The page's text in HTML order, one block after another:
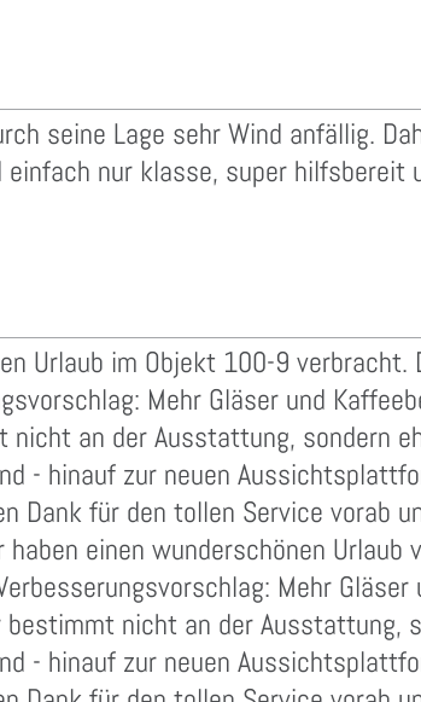
seine Lage sehr Wind anfällig.
nur klasse, super hilfsbereit
Urlaub im Objekt 100-9
Mehr Gläser und
an der Ausstattung, sondern
- hinauf zur neuen
Dank für den tollen Service vorab
einen wunderschönen Urlaub
Mehr Gläser
nicht an der Ausstattung,
- hinauf zur neuen